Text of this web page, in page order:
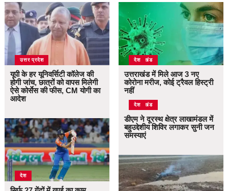
उत्तर प्रदेश
यूपी के हर यूनिवर्सिटी कॉलेज की
होगी जांच, छात्रों को वापस मिलेगी
ऐसे कोर्सेस की फीस, CM योगी का
आदेश
देश
उत्तराखंड
देश
उत्तराखंड में मिले आज 3 नए
कोरोना मरीज, कोई ट्रैवल हिस्ट्री
नहीं
उत्तराखंड
देश
डीएम ने दूरस्थ क्षेत्र लाखामंडल में
बहुउद्देशीय शिविर लगाकर सुनी जन
समस्याएं